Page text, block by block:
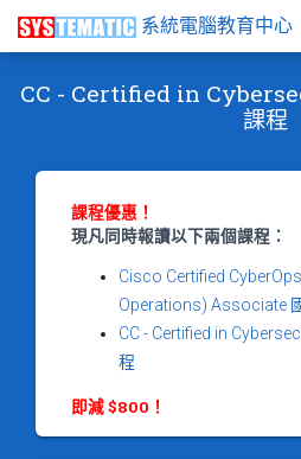
系統電腦教育中心
CC - Certified in
課程
課程優惠！
現凡同時報讀以下兩個課程：
Cisco Certified
Operations) Associate
CC - Certified in
程
即減 $800！